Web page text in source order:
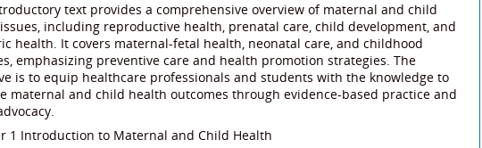
text provides a comprehensive overview of maternal and child
including reproductive health, prenatal care, child development, and
health. It covers maternal-fetal health, neonatal care, and childhood
emphasizing preventive care and health promotion strategies. The
is to equip healthcare professionals and students with the knowledge to
maternal and child health outcomes through evidence-based practice and
1 Introduction to Maternal and Child Health